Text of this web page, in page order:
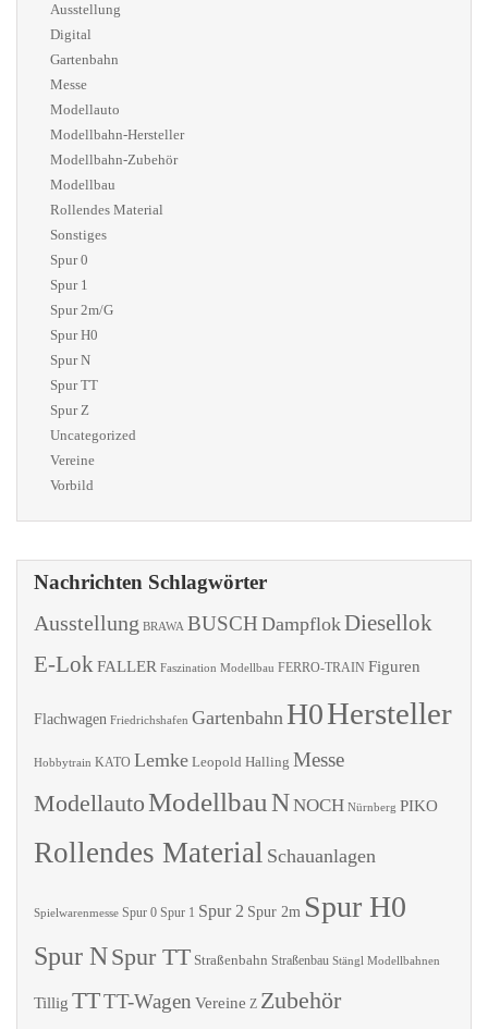
Ausstellung
Digital
Gartenbahn
Messe
Modellauto
Modellbahn-Hersteller
Modellbahn-Zubehör
Modellbau
Rollendes Material
Sonstiges
Spur 0
Spur 1
Spur 2m/G
Spur H0
Spur N
Spur TT
Spur Z
Uncategorized
Vereine
Vorbild
Nachrichten Schlagwörter
Ausstellung BRAWA BUSCH DampflokDiesellok
E-LokFALLER Faszination Modellbau FERRO-TRAIN Figuren
Flachwagen Friedrichshafen Gartenbahn H0Hersteller
Hobbytrain KATO Lemke Leopold Halling Messe
ModellautoModellbauNNOCH Nürnberg PIKO
Rollendes Material Schauanlagen
Spielwarenmesse Spur 0 Spur 1 Spur 2 Spur 2m Spur H0
Spur NSpur TT Straßenbahn Straßenbau Stängl Modellbahnen
Tillig TTTT-Wagen Vereine Z Zubehör